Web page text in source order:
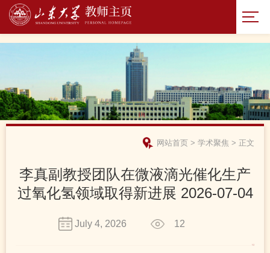
网站首页 > 学术聚焦 > 正文
李真副教授团队在微液滴光催化生产
过氧化氢领域取得新进展 2026-07-04
July 4, 2026 12